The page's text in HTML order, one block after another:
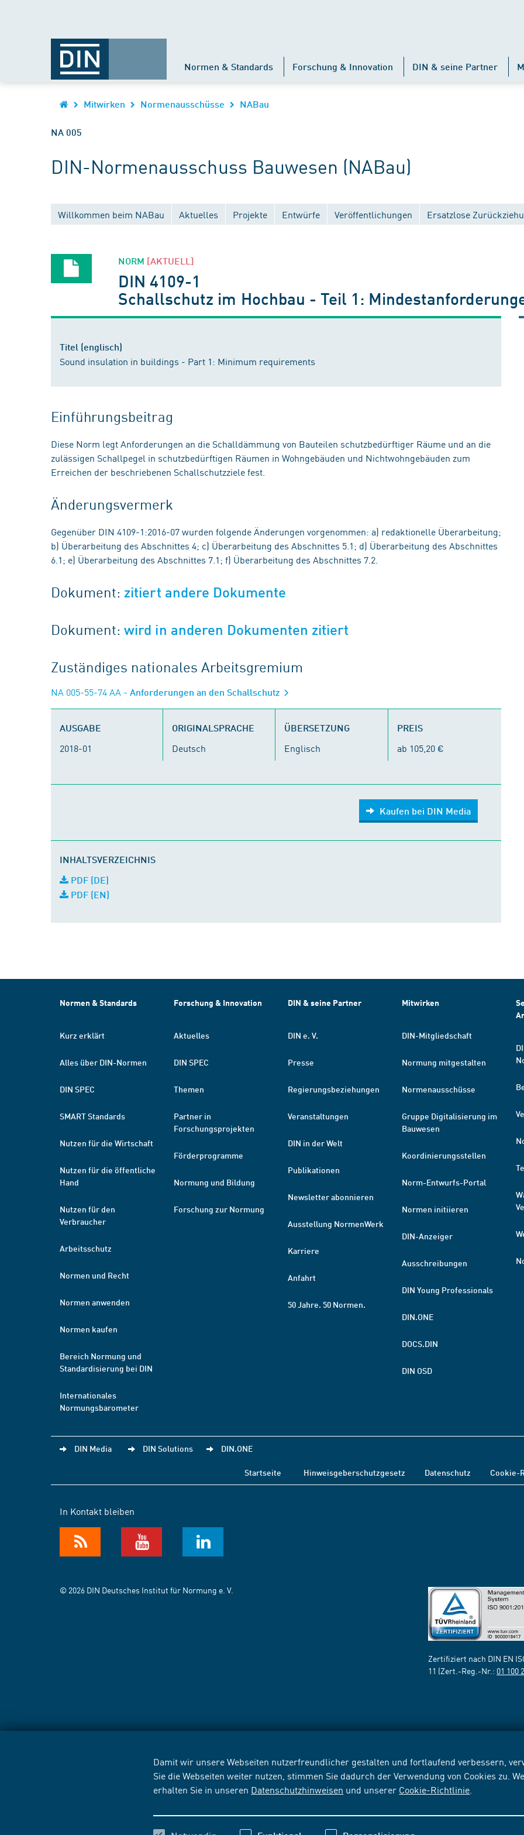
Damit wir unsere Webseiten nutzerfreundlicher gestalten und fortlaufend verbessern,
Sie die Webseiten weiter nutzen, stimmen Sie dadurch der Verwendung von Cookies zu.
erhalten Sie in unseren Datenschutzhinweisen und unserer Cookie-Richtlinie
Normen & Standards Forschung & Innovation DIN & seine Partner
Mitwirken Normenausschüsse NABau
NA 005
DIN-Normenausschuss Bauwesen (NABau)
Willkommen beim NABau Aktuelles Projekte Entwürfe Veröffentlichungen Ersatzlose
NORM [AKTUELL]
DIN 4109-1
Schallschutz im Hochbau - Teil 1:
Titel (englisch)
Sound insulation in buildings - Part 1: Minimum requirements
Einführungsbeitrag
Diese Norm legt Anforderungen an die Schalldämmung von Bauteilen schutzbedürftiger Räume und an die
zulässigen Schallpegel in schutzbedürftigen Räumen in Wohngebäuden und Nichtwohngebäuden zum
Erreichen der beschriebenen Schallschutzziele fest.
Änderungsvermerk
Gegenüber DIN 4109-1:2016-07 wurden folgende Änderungen vorgenommen: a) redaktionelle Überarbeitung;
b) Überarbeitung des Abschnittes 4; c) Überarbeitung des Abschnittes 5.1; d) Überarbeitung des Abschnittes
6.1; e) Überarbeitung des Abschnittes 7.1; f) Überarbeitung des Abschnittes 7.2.
Dokument: zitiert andere Dokumente
Dokument:wird in anderen Dokumenten zitiert
Zuständiges nationales Arbeitsgremium
NA 005-55-74 AA - Anforderungen an den Schallschutz
AUSGABE
2018-01
ORIGINALSPRACHE
Deutsch
ÜBERSETZUNG
Englisch
PREIS
ab 105,20 €
Kaufen bei DIN Media
INHALTSVERZEICHNIS
PDF (DE)
PDF (EN)
Normen & Standards
Kurz erklärt
Alles über DIN-Normen
DIN SPEC
SMART Standards
Nutzen für die Wirtschaft
Nutzen für die öffentliche
Hand
Nutzen für den
Verbraucher
Arbeitsschutz
Normen und Recht
Normen anwenden
Normen kaufen
Bereich Normung und
Standardisierung bei DIN
Internationales
Normungsbarometer
Forschung & Innovation
Aktuelles
DIN SPEC
Themen
Partner in
Forschungsprojekten
Förderprogramme
Normung und Bildung
Forschung zur Normung
DIN & seine Partner
DIN e. V.
Presse
Regierungsbeziehungen
Veranstaltungen
DIN in der Welt
Publikationen
Newsletter abonnieren
Ausstellung NormenWerk
Karriere
Anfahrt
50 Jahre. 50 Normen.
Mitwirken
DIN-Mitgliedschaft
Normung mitgestalten
Normenausschüsse
Gruppe Digitalisierung im
Bauwesen
Koordinierungsstellen
Norm-Entwurfs-Portal
Normen initiieren
DIN-Anzeiger
Ausschreibungen
DIN Young Professionals
DIN.ONE
DOCS.DIN
DIN OSD
DIN Media DIN Solutions DIN.ONE
Startseite Hinweisgeberschutzgesetz Datenschutz Cookie-
In Kontakt bleiben
© 2026 DIN Deutsches Institut für Normung e. V.
Zertifiziert nach DIN EN
11 (Zert.-Reg.-Nr.: 01 100